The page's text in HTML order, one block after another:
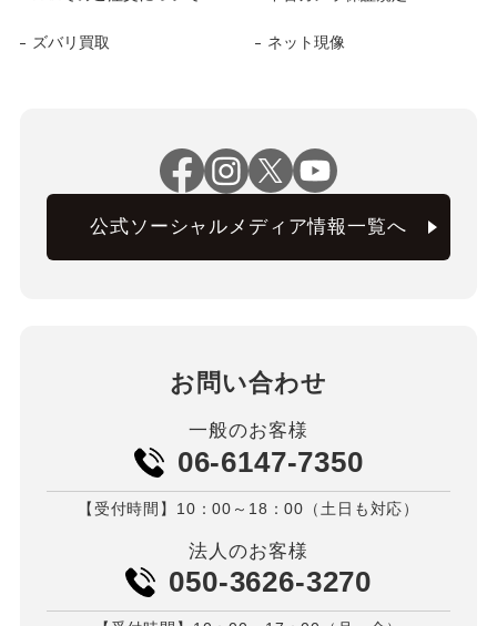
ズバリ買取 ネット現像
公式ソーシャルメディア情報一覧へ
お問い合わせ
一般のお客様
06-6147-7350
【受付時間】10：00～18：00（土日も対応）
法人のお客様
050-3626-3270